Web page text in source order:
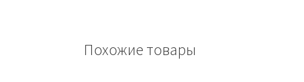
Похожие товары